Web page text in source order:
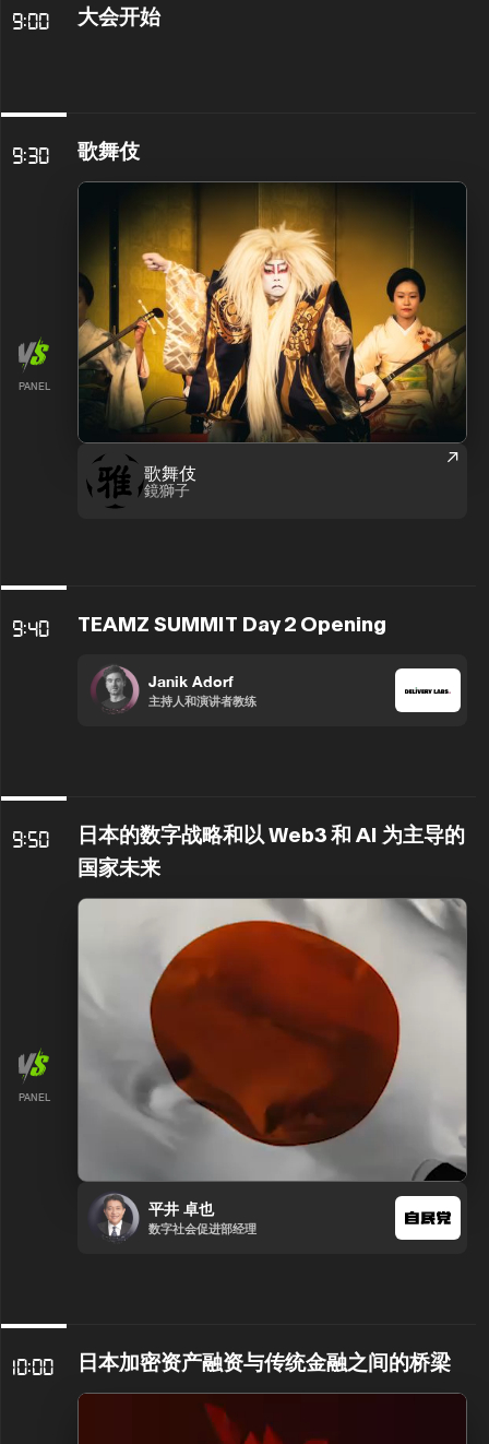
9:00 大会开始
9:30
PANEL
歌舞伎
歌舞伎
鏡獅⼦
9:40 TEAMZ SUMMIT Day 2 Opening
Janik Adorf
主持人和演讲者教练
9:50
PANEL
日本的数字战略和以 Web3 和 AI 为主导的
国家未来
平井 卓也
数字社会促进部经理
10:00 日本加密资产融资与传统金融之间的桥梁